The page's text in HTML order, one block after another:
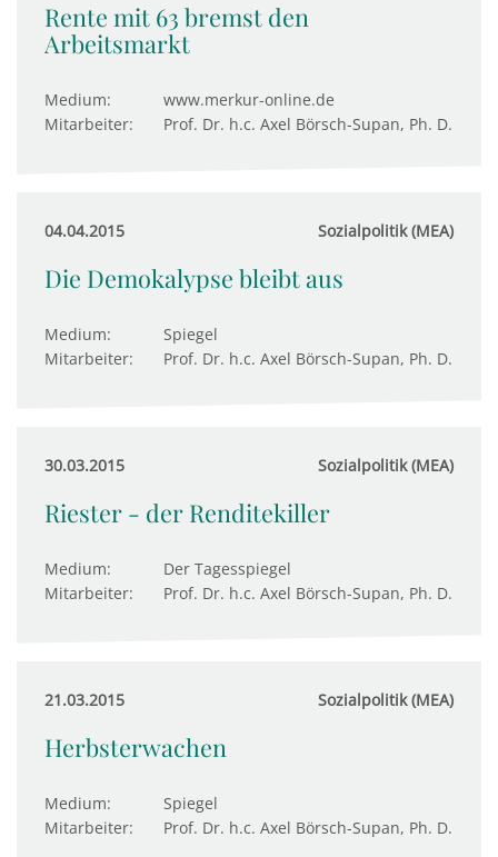
Rente mit 63 bremst den
Arbeitsmarkt
Medium:
www.merkur-online.de
Mitarbeiter:
Prof. Dr. h.c. Axel Börsch-Supan, Ph. D.
04.04.2015 Sozialpolitik (MEA)
Die Demokalypse bleibt aus
Medium:
Spiegel
Mitarbeiter:
Prof. Dr. h.c. Axel Börsch-Supan, Ph. D.
30.03.2015 Sozialpolitik (MEA)
Riester - der Renditekiller
Medium:
Der Tagesspiegel
Mitarbeiter:
Prof. Dr. h.c. Axel Börsch-Supan, Ph. D.
21.03.2015 Sozialpolitik (MEA)
Herbsterwachen
Medium:
Spiegel
Mitarbeiter:
Prof. Dr. h.c. Axel Börsch-Supan, Ph. D.